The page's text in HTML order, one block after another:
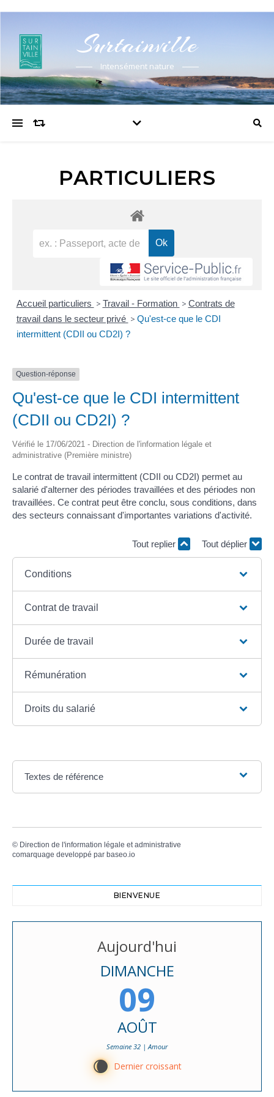
Surtainville
Intensément nature
PARTICULIERS
Accueil particuliers > Travail - Formation > Contrats de
travail dans le secteur privé > Qu'est-ce que le CDI
intermittent (CDII ou CD2I) ?
Question-réponse
Qu'est-ce que le CDI intermittent
(CDII ou CD2I) ?
Vérifié le 17/06/2021 - Direction de l'information légale et
administrative (Première ministre)
Le contrat de travail intermittent (CDII ou CD2I) permet au
salarié d'alterner des périodes travaillées et des périodes non
travaillées. Ce contrat peut être conclu, sous conditions, dans
des secteurs connaissant d'importantes variations d'activité.
Tout replier Tout déplier
Conditions
Contrat de travail
Durée de travail
Rémunération
Droits du salarié
Textes de référence
© Direction de l'information légale et administrative
comarquage developpé par baseo.io
BIENVENUE
Aujourd'hui
DIMANCHE
09
AOÛT
Semaine 32 | Amour
W Dernier croissant